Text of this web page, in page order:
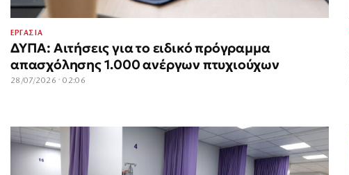
ΕΡΓΑΣΙΑ
ΔΥΠΑ: Αιτήσεις για το ειδικό πρόγραμμα
απασχόλησης 1.000 ανέργων πτυχιούχων
28/07/2026 · 02:06